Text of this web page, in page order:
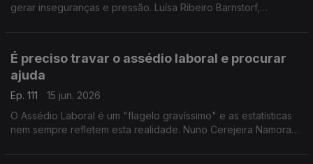
gerar inseguranças e pressão. Luísa Ribeiro Barnstorf,
É preciso travar o assédio laboral e procurar
ajuda
Ep. 111
15 jun. 2026
O Assédio Laboral é um "flagelo gravíssimo" e as estatísticas
nem sempre refletem esta realidade. Nuno Cerejeira Namora